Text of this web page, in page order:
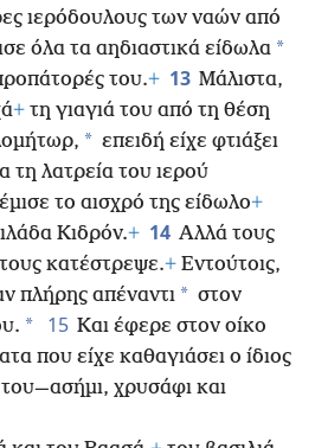
ιερόδουλους των ναών από
όλα τα αηδιαστικά είδωλα *
του.+ 13 Μάλιστα,
+ τη γιαγιά του από τη θέση
* επειδή είχε φτιάξει
τη λατρεία του ιερού
το αισχρό της είδωλο+
Κιδρόν.+ 14 Αλλά τους
κατέστρεψε.+ Εντούτοις,
πλήρης απέναντι * στον
* 15 Και έφερε στον οίκο
που είχε καθαγιάσει ο ίδιος
χρυσάφι και